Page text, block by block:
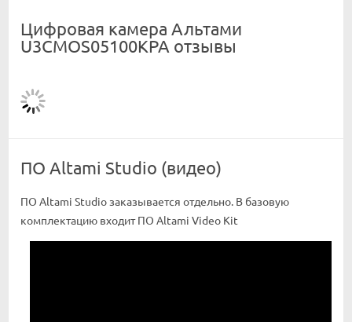
Цифровая камера Альтами
U3CMOS05100KPA отзывы
ПО Altami Studio (видео)
ПО Altami Studio заказывается отдельно. В базовую
комплектацию входит ПО Altami Video Kit